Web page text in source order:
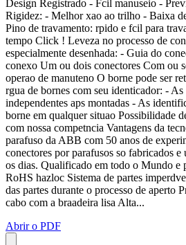
Design Registrado - Fcil manuseio -
Rigidez: - Melhor xao ao trilho - Baixa
Pino de travamento: rpido e fcil para
tempo Click ! Leveza no processo de
especialmente desenhada: - Guia do
conexo Um ou dois conectores Com ou
operao de manuteno O borne pode ser
rgua de bornes com seu identicador: -
independentes aps montadas - As
borne em qualquer situao Possibilidade
com nossa competncia Vantagens da
parafuso da ABB com 50 anos de
conectores por parafusos so fabricados
os dias. Qualificado em todo o Mundo e
RoHS hazloc Sistema de partes
das partes durante o processo de aperto
cabo com a braadeira lisa Alta...
Abrir o PDF